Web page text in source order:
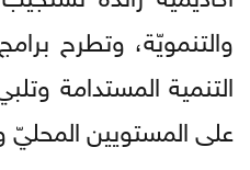
والتنمويّة، وتطرح
التنمية المستدامة
على المستويين المحليّ